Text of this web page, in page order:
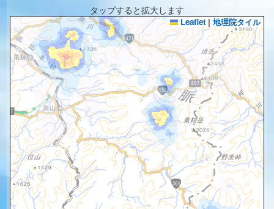
タップすると拡大します
Leaflet | 地理院タイル